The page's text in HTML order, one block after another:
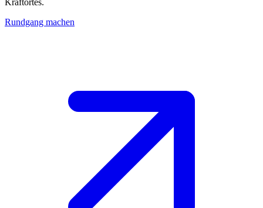
Kraftortes.
Rundgang machen